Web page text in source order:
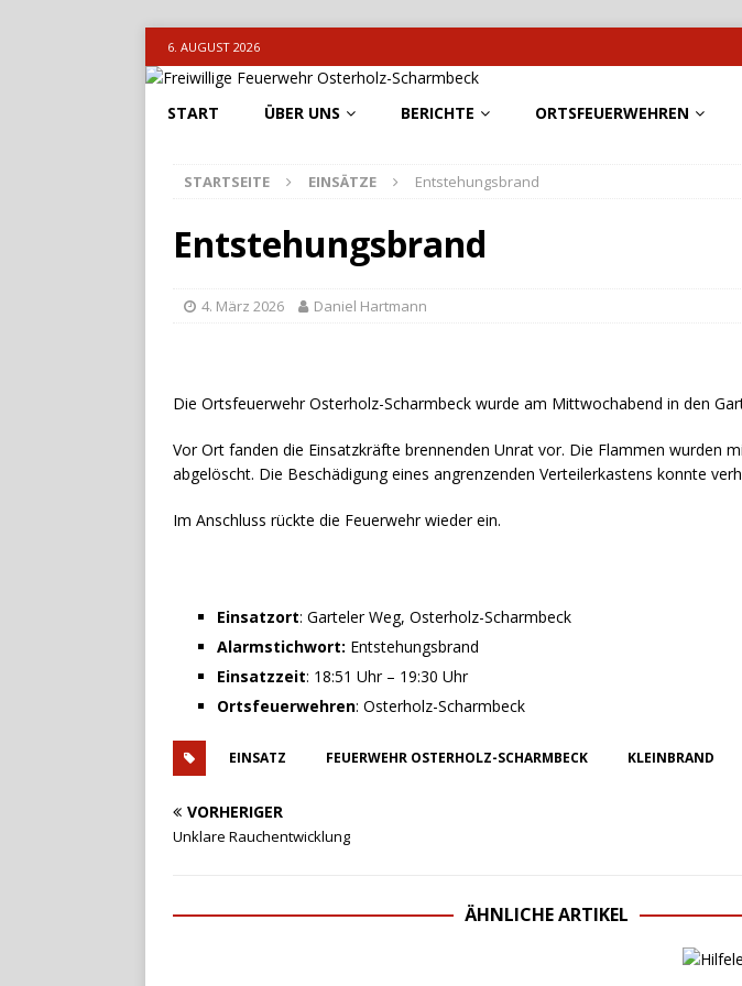
6. AUGUST 2026
START ÜBER UNS BERICHTE ORTSFEUERWEHREN
STARTSEITE EINSÄTZE Entstehungsbrand
Entstehungsbrand
4. März 2026 Daniel Hartmann
Die Ortsfeuerwehr Osterholz-Scharmbeck wurde am Mittwochabend in den
Vor Ort fanden die Einsatzkräfte brennenden Unrat vor. Die Flammen wurden
abgelöscht. Die Beschädigung eines angrenzenden Verteilerkastens konnte
Im Anschluss rückte die Feuerwehr wieder ein.
Einsatzort: Garteler Weg, Osterholz-Scharmbeck
Alarmstichwort: Entstehungsbrand
Einsatzzeit: 18:51 Uhr – 19:30 Uhr
Ortsfeuerwehren: Osterholz-Scharmbeck
EINSATZ FEUERWEHR OSTERHOLZ-SCHARMBECK KLEINBRAND
VORHERIGER
Unklare Rauchentwicklung
ÄHNLICHE ARTIKEL